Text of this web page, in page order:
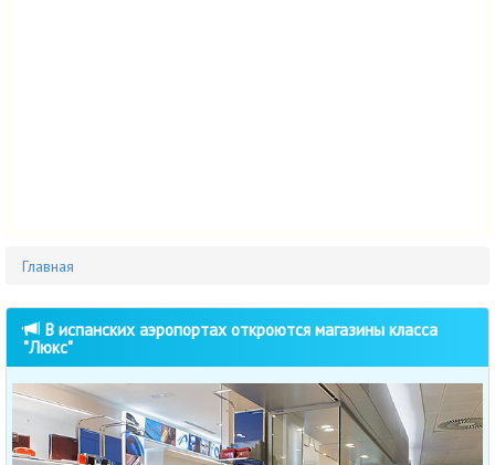
Главная
В испанских аэропортах откроются магазины класса
"Люкс"